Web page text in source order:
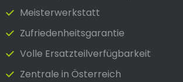
Meister­werkstatt
Zufrieden­heits­garantie
Volle Ersatzteilverfügbarkeit
Zentrale in Österreich